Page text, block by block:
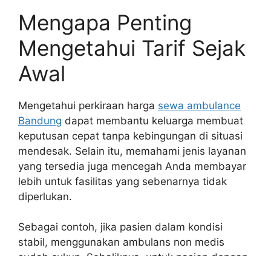
Mengapa Penting
Mengetahui Tarif Sejak
Awal
Mengetahui perkiraan harga sewa ambulance
Bandung dapat membantu keluarga membuat
keputusan cepat tanpa kebingungan di situasi
mendesak. Selain itu, memahami jenis layanan
yang tersedia juga mencegah Anda membayar
lebih untuk fasilitas yang sebenarnya tidak
diperlukan.
Sebagai contoh, jika pasien dalam kondisi
stabil, menggunakan ambulans non medis